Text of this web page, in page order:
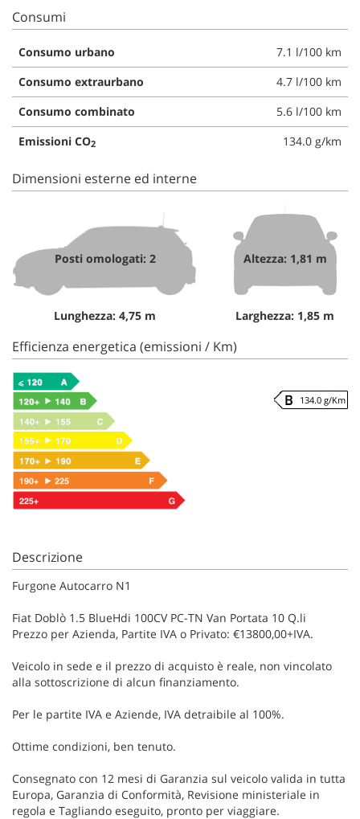
Consumi
Consumo urbano
7.1 l/100 km
Consumo extraurbano
4.7 l/100 km
Consumo combinato
5.6 l/100 km
Emissioni CO2 134.0 g/km
Dimensioni esterne ed interne
Posti omologati: 2
Lunghezza: 4,75 m
Altezza: 1,81 m
Larghezza: 1,85 m
Efficienza energetica (emissioni / Km)
134.0 g/Km
Descrizione
Furgone Autocarro N1
Fiat Doblò 1.5 BlueHdi 100CV PC-TN Van Portata 10 Q.li
Prezzo per Azienda, Partite IVA o Privato: €13800,00+IVA.
Veicolo in sede e il prezzo di acquisto è reale, non vincolato
alla sottoscrizione di alcun finanziamento.
Per le partite IVA e Aziende, IVA detraibile al 100%.
Ottime condizioni, ben tenuto.
Consegnato con 12 mesi di Garanzia sul veicolo valida in tutta
Europa, Garanzia di Conformità, Revisione ministeriale in
regola e Tagliando eseguito, pronto per viaggiare.